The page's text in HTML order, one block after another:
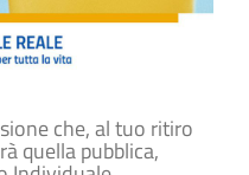
che, al tuo ritiro
quella pubblica,